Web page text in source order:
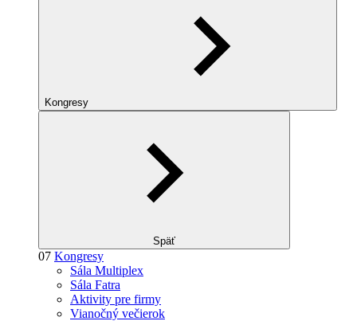
Kongresy
Späť
07 Kongresy
Sála Multiplex
Sála Fatra
Aktivity pre firmy
Vianočný večierok